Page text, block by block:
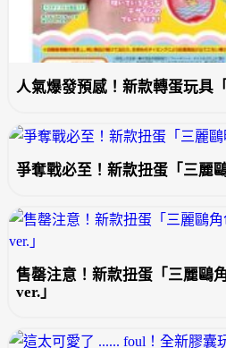
人氣爆發預感！新款轉蛋玩具
爭奪戰必至！新款扭蛋「三麗
售罄注意！新款扭蛋「三麗鷗
ver.」